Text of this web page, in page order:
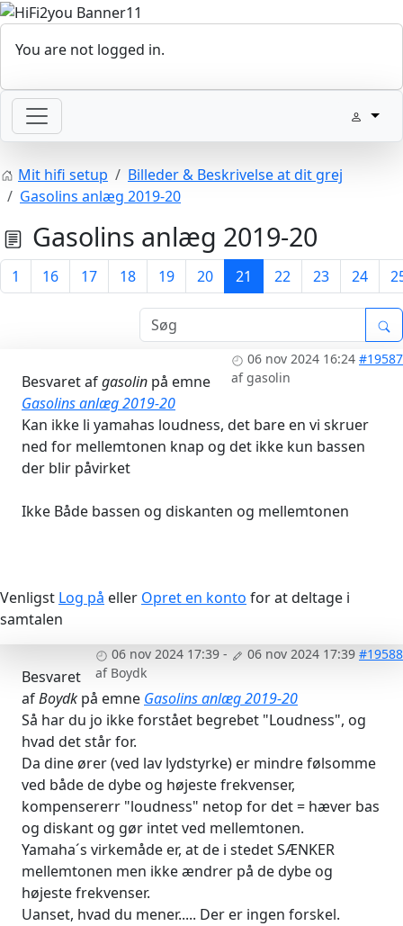
You are not logged in.
Mit hifi setup
Billeder & Beskrivelse at dit grej
Gasolins anlæg 2019-20
Gasolins anlæg 2019-20
1 16 17 18 19 20 21 22 23 24
06 nov 2024 16:24 #19587
afgasolin
Besvaret afgasolin på emne
Gasolins anlæg 2019-20
Kan ikke li yamahas loudness, det bare en vi skruer
ned for mellemtonen knap og det ikke kun bassen
der blir påvirket
Ikke Både bassen og diskanten og mellemtonen
Venligst Log på eller Opret en konto for at deltage i
samtalen
06 nov 2024 17:39 - 06 nov 2024 17:39 #19588
af Boydk
Besvaret
afBoydk på emne Gasolins anlæg 2019-20
Så har du jo ikke forstået begrebet "Loudness", og
hvad det står for.
Da dine ører (ved lav lydstyrke) er mindre følsomme
ved både de dybe og højeste frekvenser,
kompensererr "loudness" netop for det = hæver bas
og diskant og gør intet ved mellemtonen.
Yamaha´s virkemåde er, at de i stedet SÆNKER
mellemtonen men ikke ændrer på de dybe og
højeste frekvenser.
Uanset, hvad du mener..... Der er ingen forskel.